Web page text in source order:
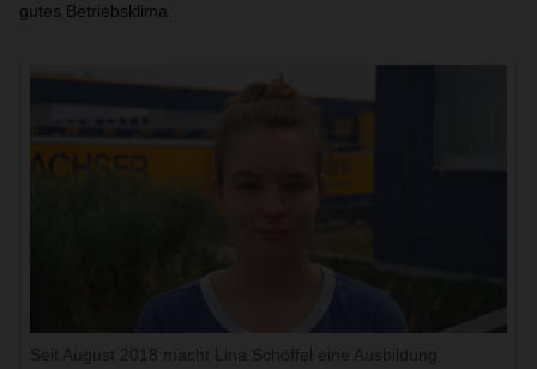
gutes Betriebsklima.
Seit August 2018 macht Lina Schöffel eine Ausbildung